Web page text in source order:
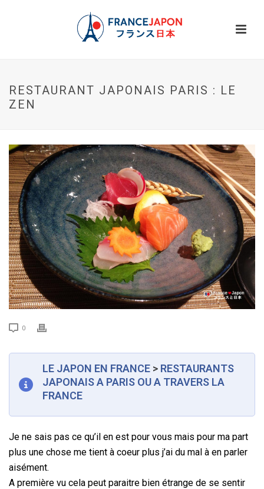
RESTAURANT JAPONAIS PARIS : LE
ZEN
0
LE JAPON EN FRANCE > RESTAURANTS
JAPONAIS A PARIS OU A TRAVERS LA
FRANCE
Je ne sais pas ce qu’il en est pour vous mais pour ma part
plus une chose me tient à coeur plus j’ai du mal à en parler
aisément.
A première vu cela peut paraitre bien étrange de se sentir